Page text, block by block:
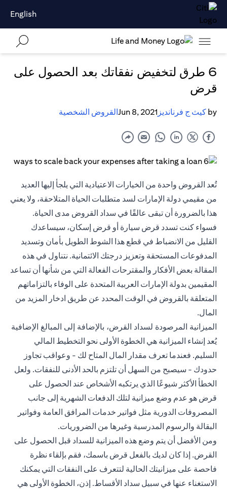
English
6 طرق لتخفيض نفقاتك بعد الحصول على
قرض
by كيث ج فرنانديز Jun 8, 2021القروض الشخصية
تُعد القروض واحدة من الخيارات الاعتيادية التي يلجأ إليها العديد
من مقيمي دولة الإمارات لسد متطلبات الحياة المتلاحقة، ولا يعني
هذا بالضرورة أن تبقى عالقًا في سداد القروض مدى الحياة.
فسواء كنت تسدد قرض سيارة أو قرض إسكان، سيساعدك
القليل من الانضباط في قطع هذا الشوط الطويل بأمان وتسديد
المدفوعات المستحقة وتعزيز درجتك الائتمانية. نتناول في هذه
المقالة بعض الأفكار والمقترحات الفعالة التي من شأنها أن تساعد
المقيمين بدولة الإمارات العربية المتحدة على الوفاء بالتزاماتهم
المتعلقة بالقروض في الوقت المحدد عن طريق ادخار المزيد من
المال.
الميزانية المرصودة لسداد القرض، بالإضافة إلى المبالغ الإضافية
يُعد إنشاء الميزانية هي الخطوة الأولى نحو التخطيط المالي
السليم. فعندما تعرف مقدار المال المتاح لك - وعواقب تجاوز
حدودك - سيصبح من السهل أن تلتزم بالحد الأدنى للنفقات. ولعل
الخطأ الأكثر شيوعًا الذي يرتكبه الأشخاص عند الحصول على
قرض هو عدم وضع ميزانية لتلك الدفعات الشهرية إلى جانب
المصروفات الدورية مثل فواتير خدمات المرافق العامة وفواتير
البقالة والرسوم المدرسية وغيرها من الضروريات.
ومن الأفضل أن يتم وضع هذه الميزانية للسداد قبل الحصول على
القرض. إذا كان لديك بالفعل قرض باسمك، فقم بإلقاء نظرة
فاحصة على ميزانيتك الحالية لتتعرف على النفقات التي يمكنك
الاستغناء عنها في سبيل سداد الأقساط. إذن، الخطوة الأولى هي